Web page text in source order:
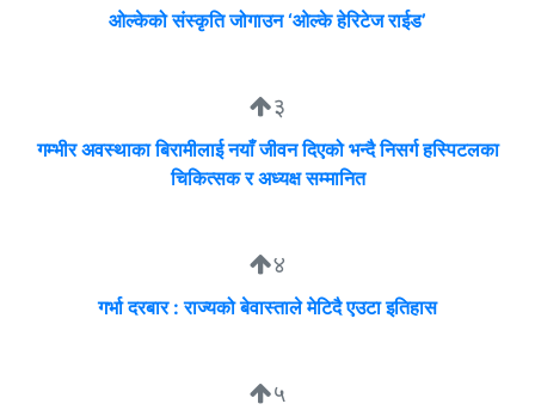
ओल्केको संस्कृति जोगाउन ‘ओल्के हेरिटेज राईड’
३
गम्भीर अवस्थाका बिरामीलाई नयाँ जीवन दिएको भन्दै निसर्ग हस्पिटलका
चिकित्सक र अध्यक्ष सम्मानित
४
गर्भा दरबार : राज्यको बेवास्ताले मेटिदै एउटा इतिहास
५